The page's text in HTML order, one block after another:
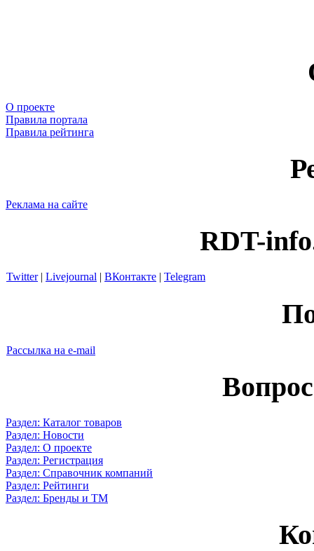
О проекте
Правила портала
Правила рейтинга
Реклама на сайте
RDT-
Twitter| Livejournal | ВКонтакте | Telegram
Рассылка на e-mail
Раздел: Каталог товаров
Раздел: Новости
Раздел: О проекте
Раздел: Регистрация
Раздел: Справочник компаний
Раздел: Рейтинги
Раздел: Бренды и ТМ